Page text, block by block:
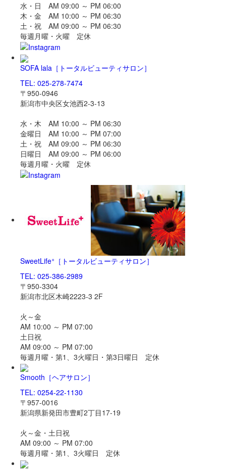
水・日 AM 09:00 ～ PM 06:00
木・金 AM 10:00 ～ PM 06:30
土・祝 AM 09:00 ～ PM 06:30
毎週月曜・火曜 定休
SOFA lala ［トータルビューティサロン］
TEL: 025-278-7474
〒950-0946
新潟市中央区女池西2-3-13
水・木 AM 10:00 ～ PM 06:30
金曜日 AM 10:00 ～ PM 07:00
土・祝 AM 09:00 ～ PM 06:30
日曜日 AM 09:00 ～ PM 06:00
毎週月曜・火曜 定休
SweetLife+ ［トータルビューティサロン］
TEL: 025-386-2989
〒950-3304
新潟市北区木崎2223-3 2F
火～金
AM 10:00 ～ PM 07:00
土日祝
AM 09:00 ～ PM 07:00
毎週月曜・第1、3火曜日・第3日曜日 定休
Smooth ［ヘアサロン］
TEL: 0254-22-1130
〒957-0016
新潟県新発田市豊町2丁目17-19
火～金・土日祝
AM 09:00 ～ PM 07:00
毎週月曜・第1、3火曜日 定休